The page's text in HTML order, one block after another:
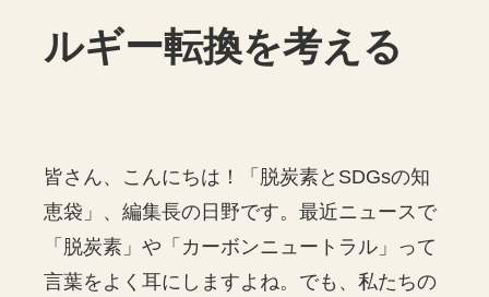
ルギー転換を考える
皆さん、こんにちは！「脱炭素とSDGsの知
恵袋」、編集長の日野です。最近ニュースで
「脱炭素」や「カーボンニュートラル」って
言葉をよく耳にしますよね。でも、私たちの